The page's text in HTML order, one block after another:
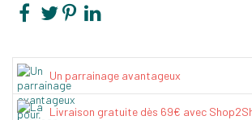
Un parrainage avantageux
Livraison gratuite dès 69€ avec